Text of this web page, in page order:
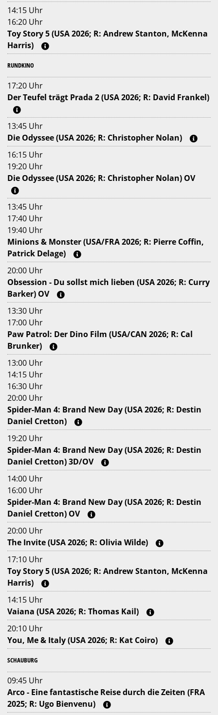
14:15 Uhr
16:20 Uhr
Toy Story 5 (USA 2026; R: Andrew Stanton, McKenna
Harris)
RUNDKINO
17:20 Uhr
Der Teufel trägt Prada 2 (USA 2026; R: David Frankel)
13:45 Uhr
Die Odyssee (USA 2026; R: Christopher Nolan)
16:15 Uhr
19:20 Uhr
Die Odyssee (USA 2026; R: Christopher Nolan) OV
13:45 Uhr
17:40 Uhr
19:40 Uhr
Minions & Monster (USA/FRA 2026; R: Pierre Coffin,
Patrick Delage)
20:00 Uhr
Obsession - Du sollst mich lieben (USA 2026; R: Curry
Barker) OV
13:30 Uhr
17:00 Uhr
Paw Patrol: Der Dino Film (USA/CAN 2026; R: Cal
Brunker)
13:00 Uhr
14:15 Uhr
16:30 Uhr
20:00 Uhr
Spider-Man 4: Brand New Day (USA 2026; R: Destin
Daniel Cretton)
19:20 Uhr
Spider-Man 4: Brand New Day (USA 2026; R: Destin
Daniel Cretton) 3D/OV
14:00 Uhr
16:00 Uhr
Spider-Man 4: Brand New Day (USA 2026; R: Destin
Daniel Cretton) OV
20:00 Uhr
The Invite (USA 2026; R: Olivia Wilde)
17:10 Uhr
Toy Story 5 (USA 2026; R: Andrew Stanton, McKenna
Harris)
14:15 Uhr
Vaiana (USA 2026; R: Thomas Kail)
20:10 Uhr
You, Me & Italy (USA 2026; R: Kat Coiro)
SCHAUBURG
09:45 Uhr
Arco - Eine fantastische Reise durch die Zeiten (FRA
2025; R: Ugo Bienvenu)